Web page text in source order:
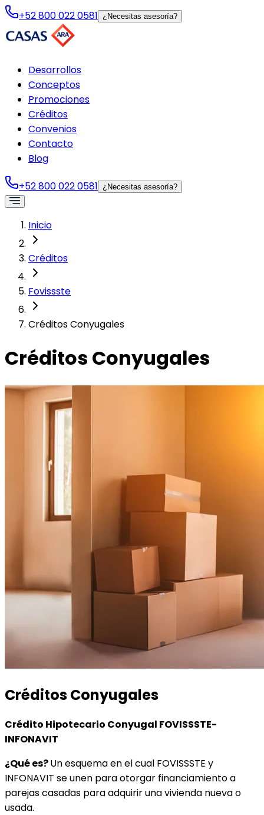
+52 800 022 0581 ¿Necesitas asesoría?
Desarrollos
Conceptos
Promociones
Créditos
Convenios
Contacto
Blog
+52 800 022 0581 ¿Necesitas asesoría?
Inicio
Créditos
Fovissste
Créditos Conyugales
Créditos Conyugales
Créditos Conyugales
Crédito Hipotecario Conyugal FOVISSSTE-
INFONAVIT
¿Qué es?Un esquema en el cual FOVISSSTE y
INFONAVIT se unen para otorgar financiamiento a
parejas casadas para adquirir una vivienda nueva o
usada.